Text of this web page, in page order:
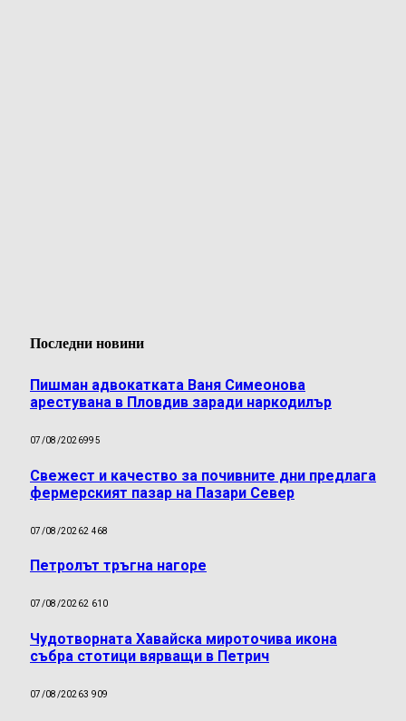
Последни новини
Пишман адвокатката Ваня Симеонова
арестувана в Пловдив заради наркодилър
07/08/2026995
Свежест и качество за почивните дни предлага
фермерският пазар на Пазари Север
07/08/20262 468
Петролът тръгна нагоре
07/08/20262 610
Чудотворната Хавайска мироточива икона
събра стотици вярващи в Петрич
07/08/20263 909